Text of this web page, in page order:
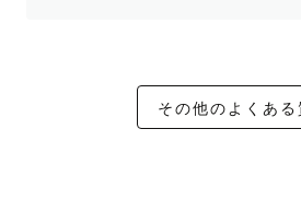
その他のよくある